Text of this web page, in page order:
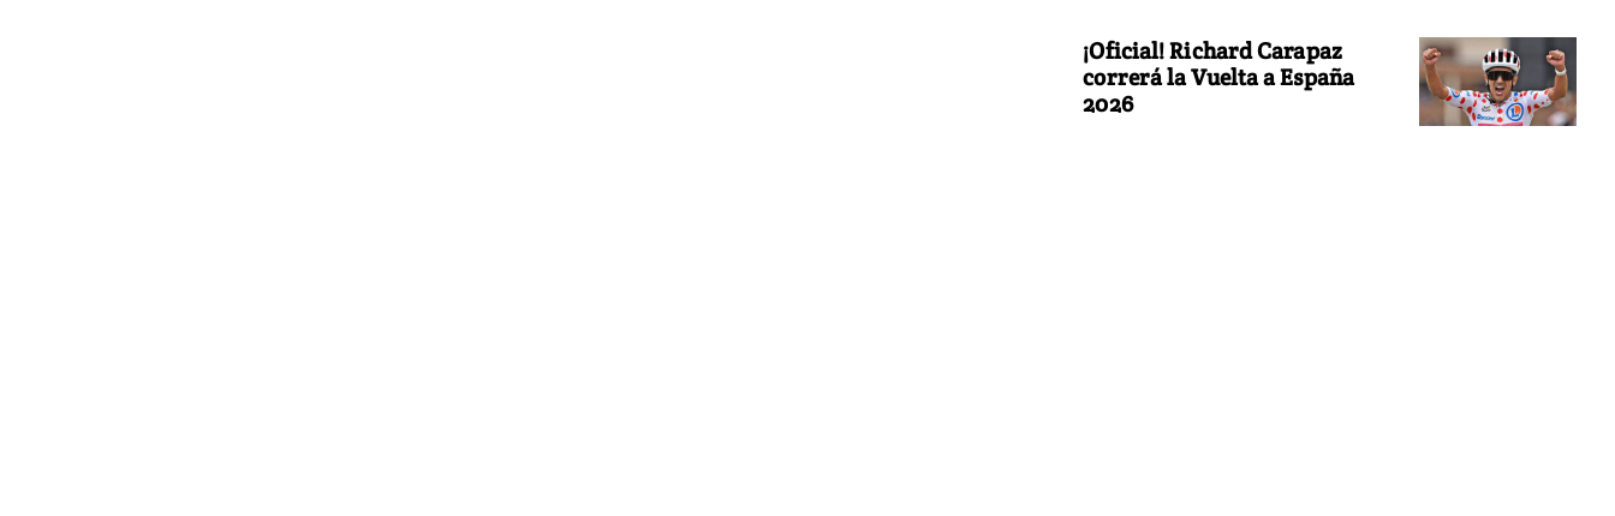
¡Oficial! Richard Carapaz
correrá la Vuelta a España
2026